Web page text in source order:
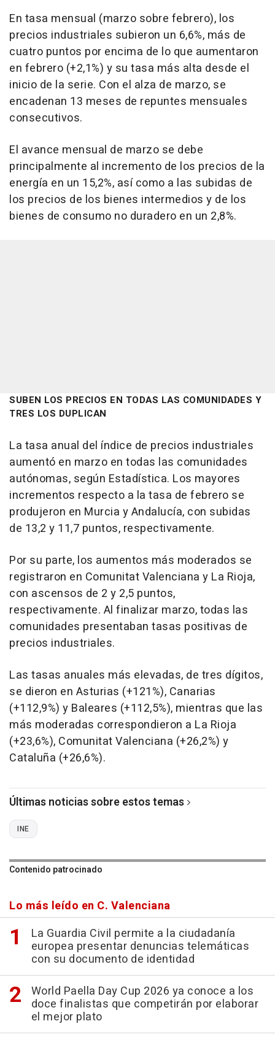
En tasa mensual (marzo sobre febrero), los
precios industriales subieron un 6,6%, más de
cuatro puntos por encima de lo que aumentaron
en febrero (+2,1%) y su tasa más alta desde el
inicio de la serie. Con el alza de marzo, se
encadenan 13 meses de repuntes mensuales
consecutivos.
El avance mensual de marzo se debe
principalmente al incremento de los precios de la
energía en un 15,2%, así como a las subidas de
los precios de los bienes intermedios y de los
bienes de consumo no duradero en un 2,8%.
SUBEN LOS PRECIOS EN TODAS LAS COMUNIDADES Y
TRES LOS DUPLICAN
La tasa anual del índice de precios industriales
aumentó en marzo en todas las comunidades
autónomas, según Estadística. Los mayores
incrementos respecto a la tasa de febrero se
produjeron en Murcia y Andalucía, con subidas
de 13,2 y 11,7 puntos, respectivamente.
Por su parte, los aumentos más moderados se
registraron en Comunitat Valenciana y La Rioja,
con ascensos de 2 y 2,5 puntos,
respectivamente. Al finalizar marzo, todas las
comunidades presentaban tasas positivas de
precios industriales.
Las tasas anuales más elevadas, de tres dígitos,
se dieron en Asturias (+121%), Canarias
(+112,9%) y Baleares (+112,5%), mientras que las
más moderadas correspondieron a La Rioja
(+23,6%), Comunitat Valenciana (+26,2%) y
Cataluña (+26,6%).
Últimas noticias sobre estos temas
INE
Contenido patrocinado
Lo más leído en C. Valenciana
La Guardia Civil permite a la ciudadanía
europea presentar denuncias telemáticas
con su documento de identidad
World Paella Day Cup 2026 ya conoce a los
doce finalistas que competirán por elaborar
el mejor plato